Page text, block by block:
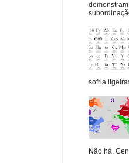
sofria
Não há.